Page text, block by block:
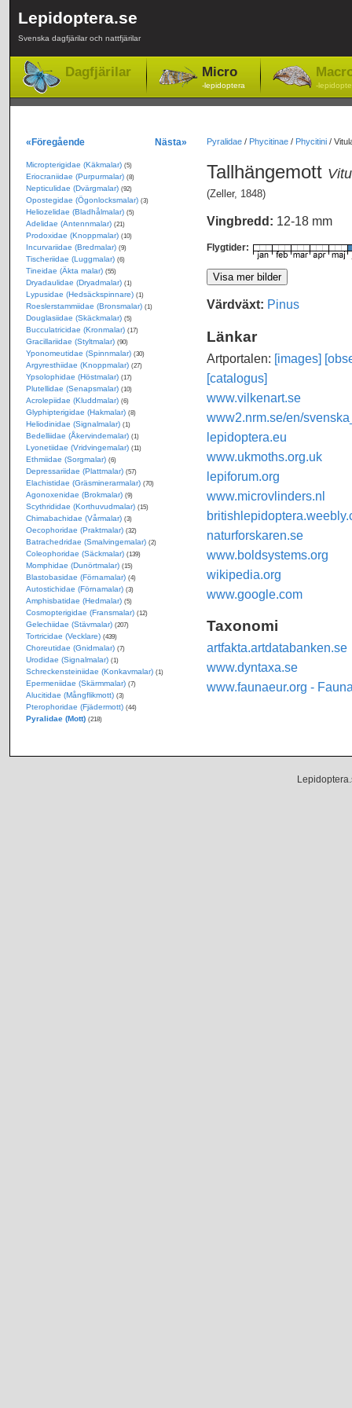
Lepidoptera.se
Svenska dagfjärilar och nattfjärilar
Dagfjärilar Micro
-lepidoptera -
Pyralidae/ Phycitinae/ Phycitini/
Tallhängemott
(Zeller, 1848)
Vingbredd: 12-18 mm
Flygtider:
Värdväxt: Pinus
Länkar
Artportalen: [images]
[catalogus]
www.vilkenart.se
www2.nrm.se/en/
lepidoptera.eu
www.ukmoths.org.uk
lepiforum.org
www.microvlinders.nl
naturforskaren.se
www.boldsystems.org
wikipedia.org
www.google.com
Taxonomi
artfakta.artdatabanken.se
www.dyntaxa.se
www.faunaeur.org -
«Föregående Nästa»
Micropterigidae (Käkmalar) (5)
Eriocraniidae (Purpurmalar) (8)
Nepticulidae (Dvärgmalar) (92)
Opostegidae (Ögonlocksmalar) (3)
Heliozelidae (Bladhålmalar) (5)
Adelidae (Antennmalar) (21)
Prodoxidae (Knoppmalar) (10)
Incurvariidae (Bredmalar) (9)
Tischeriidae (Luggmalar) (6)
Tineidae (Äkta malar) (55)
Dryadaulidae (Dryadmalar) (1)
Lypusidae (Hedsäckspinnare) (1)
Roeslerstammiidae (Bronsmalar) (1)
Douglasiidae (Skäckmalar) (5)
Bucculatricidae (Kronmalar) (17)
Gracillariidae (Styltmalar) (90)
Yponomeutidae (Spinnmalar) (30)
Argyresthiidae (Knoppmalar) (27)
Ypsolophidae (Höstmalar) (17)
Plutellidae (Senapsmalar) (10)
Acrolepiidae (Kluddmalar) (6)
Glyphipterigidae (Hakmalar) (8)
Heliodinidae (Signalmalar) (1)
Bedelliidae (Åkervindemalar) (1)
Lyonetiidae (Vridvingemalar) (11)
Ethmiidae (Sorgmalar) (6)
Depressariidae (Plattmalar) (57)
Elachistidae (Gräsminerarmalar) (70)
Agonoxenidae (Brokmalar) (9)
Scythrididae (Korthuvudmalar) (15)
Chimabachidae (Vårmalar) (3)
Oecophoridae (Praktmalar) (32)
Batrachedridae (Smalvingemalar) (2)
Coleophoridae (Säckmalar) (139)
Momphidae (Dunörtmalar) (15)
Blastobasidae (Förnamalar) (4)
Autostichidae (Förnamalar) (3)
Amphisbatidae (Hedmalar) (5)
Cosmopterigidae (Fransmalar) (12)
Gelechiidae (Stävmalar) (207)
Tortricidae (Vecklare) (439)
Choreutidae (Gnidmalar) (7)
Urodidae (Signalmalar) (1)
Schreckensteiniidae (Konkavmalar) (1)
Epermeniidae (Skärmmalar) (7)
Alucitidae (Mångflikmott) (3)
Pterophoridae (Fjädermott) (44)
Pyralidae (Mott) (218)